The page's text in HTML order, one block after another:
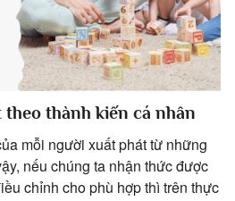
theo thành kiến cá nhân
mỗi người xuất phát từ những
nếu chúng ta nhận thức được
chỉnh cho phù hợp thì trên thực